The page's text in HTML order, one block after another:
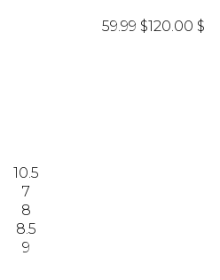
59.99 $120.00 $
10.5
7
8
8.5
9